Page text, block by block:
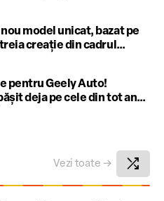
model unicat, bazat pe
creație din cadrul
pentru Geely Auto!
deja pe cele din tot anul
Vezi toate → shuffle